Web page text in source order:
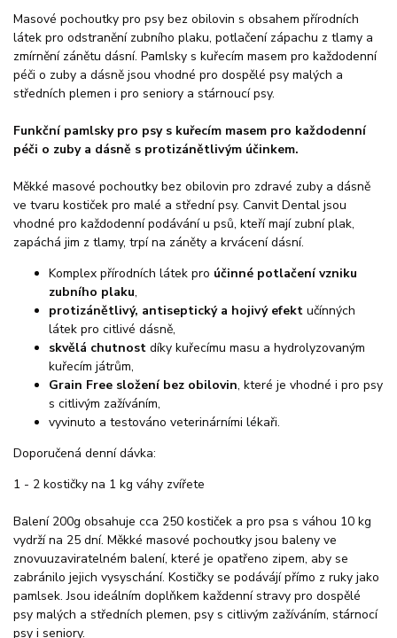
Masové pochoutky pro psy bez obilovin s obsahem přírodních
látek pro odstranění zubního plaku, potlačení zápachu z tlamy a
zmírnění zánětu dásní. Pamlsky s kuřecím masem pro každodenní
péči o zuby a dásně jsou vhodné pro dospělé psy malých a
středních plemen i pro seniory a stárnoucí psy.
Funkční pamlsky pro psy s kuřecím masem pro každodenní
péči o zuby a dásně s protizánětlivým účinkem.
Měkké masové pochoutky bez obilovin pro zdravé zuby a dásně
ve tvaru kostiček pro malé a střední psy. Canvit Dental jsou
vhodné pro každodenní podávání u psů, kteří mají zubní plak,
zapáchá jim z tlamy, trpí na záněty a krvácení dásní.
Komplex přírodních látek pro účinné potlačení vzniku
zubního plaku,
protizánětlivý, antiseptický a hojivý efekt učínných
látek pro citlivé dásně,
skvělá chutnost díky kuřecímu masu a hydrolyzovaným
kuřecím játrům,
Grain Free složení bez obilovin, které je vhodné i pro psy
s citlivým zažíváním,
vyvinuto a testováno veterinárními lékaři.
Doporučená denní dávka:
1 - 2 kostičky na 1 kg váhy zvířete
Balení 200g obsahuje cca 250 kostiček a pro psa s váhou 10 kg
vydrží na 25 dní. Měkké masové pochoutky jsou baleny ve
znovuuzaviratelném balení, které je opatřeno zipem, aby se
zabránilo jejich vysyschání. Kostičky se podávájí přímo z ruky jako
pamlsek. Jsou ideálním doplňkem každenní stravy pro dospělé
psy malých a středních plemen, psy s citlivým zažíváním, stárnocí
psy i seniory.